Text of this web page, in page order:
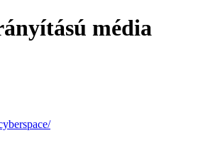
média